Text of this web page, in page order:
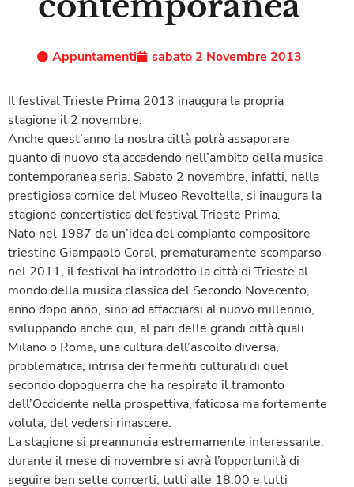
Appuntamenti sabato 2 Novembre 2013
Il festival Trieste Prima 2013 inaugura la propria
stagione il 2 novembre.
Anche quest’anno la nostra città potrà assaporare
quanto di nuovo sta accadendo nell’ambito della musica
contemporanea seria. Sabato 2 novembre, infatti, nella
prestigiosa cornice del Museo Revoltella, si inaugura la
stagione concertistica del festival Trieste Prima.
Nato nel 1987 da un’idea del compianto compositore
triestino Giampaolo Coral, prematuramente scomparso
nel 2011, il festival ha introdotto la città di Trieste al
mondo della musica classica del Secondo Novecento,
anno dopo anno, sino ad affacciarsi al nuovo millennio,
sviluppando anche qui, al pari delle grandi città quali
Milano o Roma, una cultura dell’ascolto diversa,
problematica, intrisa dei fermenti culturali di quel
secondo dopoguerra che ha respirato il tramonto
dell’Occidente nella prospettiva, faticosa ma fortemente
voluta, del vedersi rinascere.
La stagione si preannuncia estremamente interessante:
durante il mese di novembre si avrà l’opportunità di
seguire ben sette concerti, tutti alle 18.00 e tutti